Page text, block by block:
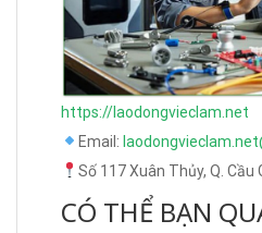
https://laodongvieclam.net
Email:
Số 117 Xuân Thủy, Q. Cầu
CÓ THỂ BẠN